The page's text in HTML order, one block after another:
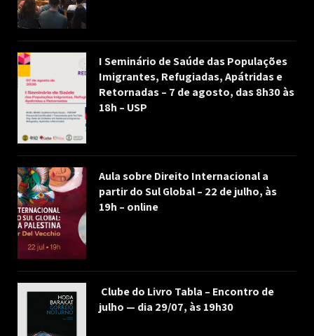
I Seminário de Saúde das Populações
Imigrantes, Refugiadas, Apátridas e
Retornadas – 7 de agosto, das 8h30 às
18h – USP
Aula sobre Direito Internacional a
partir do Sul Global – 22 de julho, às
19h – online
Clube do Livro Tabla – Encontro de
julho — dia 29/07, às 19h30